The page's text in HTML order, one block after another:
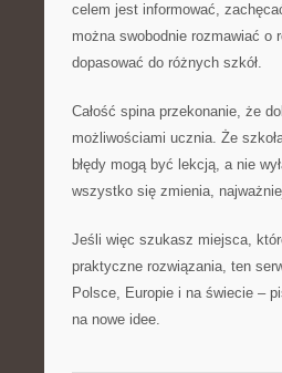
celem jest informować,
można swobodnie rozmawiać
dopasować do różnych szkół.
Całość spina przekonanie, że
możliwościami ucznia. Że
błędy mogą być lekcją, a nie
wszystko się zmienia,
Jeśli więc szukasz miejsca,
praktyczne rozwiązania, ten
Polsce, Europie i na świecie –
na nowe idee.